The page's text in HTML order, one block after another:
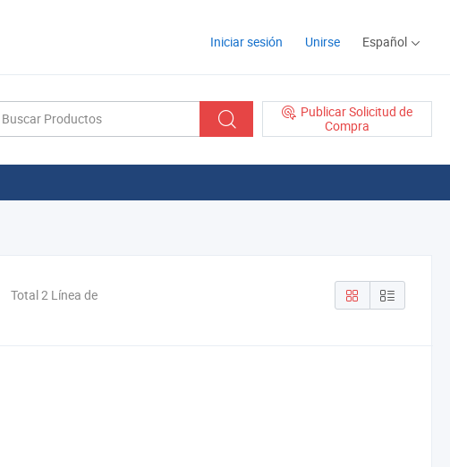
Iniciar sesión Unirse Español
Publicar Solicitud de
Compra
Total 2 Línea de